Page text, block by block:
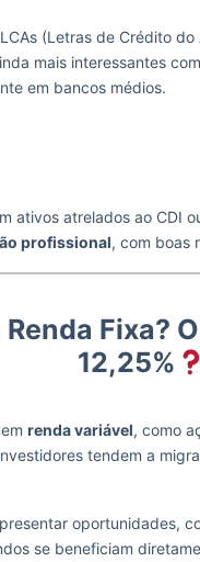
(Letras de Crédito
mais interessantes
em bancos médios.
ativos atrelados ao CDI
profissional, com boas
Fixa?
12,25%
renda variável, como
tendem a
oportunidades,
se beneficiam